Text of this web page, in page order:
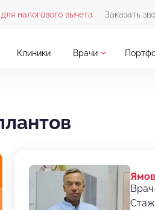
налогового вычета Заказать
Клиники Врачи
Стаж